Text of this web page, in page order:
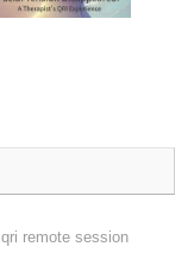
qri remote session